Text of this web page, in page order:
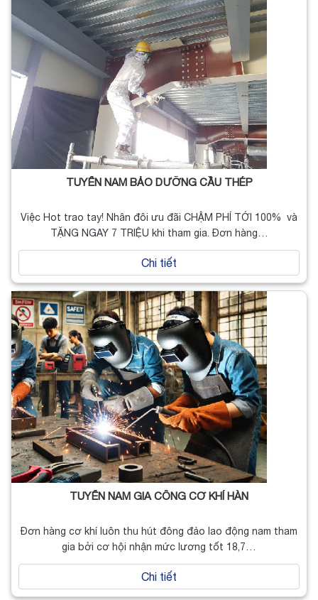
TUYỂN NAM BẢO DƯỠNG CẦU THÉP
Việc Hot trao tay! Nhân đôi ưu đãi CHẬM PHÍ TỚI 100% và
TẶNG NGAY 7 TRIỆU khi tham gia. Đơn hàng…
Chi tiết
TUYỂN NAM GIA CÔNG CƠ KHÍ HÀN
Đơn hàng cơ khí luôn thu hút đông đảo lao động nam tham
gia bởi cơ hội nhận mức lương tốt 18,7…
Chi tiết